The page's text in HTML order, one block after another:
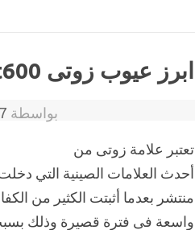
ابرز عيوب زوتى t600 كوبيه 2019
بواسطة
تعتبر علامة زوتى من
أحدث العلامات الصينية التي
واسعة فى فترة قصيرة وذلك